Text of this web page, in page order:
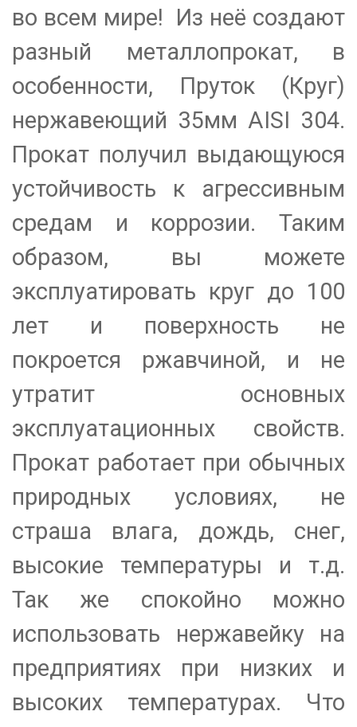
во всем мире! Из неё создают
разный металлопрокат, в
особенности, Пруток (Круг)
нержавеющий 35мм AISI 304.
Прокат получил выдающуюся
устойчивость к агрессивным
средам и коррозии. Таким
образом, вы можете
эксплуатировать круг до 100
лет и поверхность не
покроется ржавчиной, и не
утратит основных
эксплуатационных свойств.
Прокат работает при обычных
природных условиях, не
страша влага, дождь, снег,
высокие температуры и т.д.
Так же спокойно можно
использовать нержавейку на
предприятиях при низких и
высоких температурах. Что